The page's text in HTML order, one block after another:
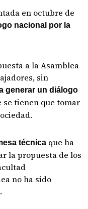
en octubre de
nacional por la
a la Asamblea
sin
generar un diálogo
se tienen que tomar
técnica que ha
la propuesta de los
no ha sido